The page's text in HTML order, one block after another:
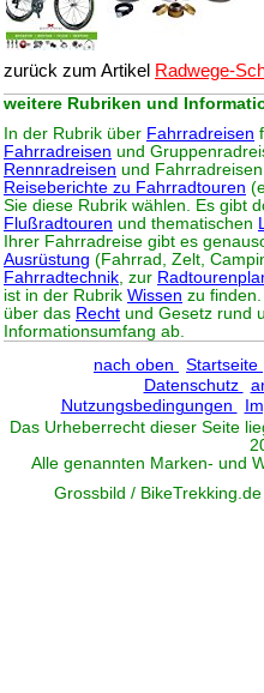
zurück zum Artikel Radwege-
weitere Rubriken und
In der Rubrik über Fahrradreisen
Fahrradreisen und
Rennradreisen und
Reiseberichte zu Fahrradtouren
Sie diese Rubrik wählen. Es gibt
Flußradtouren und thematischen
Ihrer Fahrradreise gibt es
Ausrüstung (Fahrrad, Zelt,
Fahrradtechnik, zur
ist in der Rubrik Wissen zu
über das Recht und Gesetz rund
Informationsumfang ab.
nach oben
Startseite
Datenschutz
Nutzungsbedingungen
Das Urheberrecht dieser Seite
Alle genannten Marken- und
Grossbild /